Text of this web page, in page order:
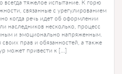
всегда тяжелое испытание. К горю
связанные с урегулированием
когда речь идет об оформлении
наследников несколько, процесс
и эмоционально напряженным.
прав и обязанностей, а также
может привести к […]